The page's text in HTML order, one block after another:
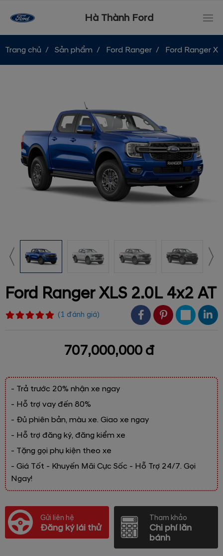
Hà Thành Ford
Trang chủ Sản phẩm Ford Ranger Ford Ranger
Ford Ranger XLS 2.0L 4x2 AT
(1 đánh giá)
707,000,000 đ
- Trả trước 20% nhận xe ngay
- Hỗ trợ vay đến 80%
- Đủ phiên bản, màu xe. Giao xe ngay
- Hỗ trợ đăng ký, đăng kiểm xe
- Tặng gọi phụ kiện theo xe
- Giá Tốt - Khuyến Mãi Cực Sốc - Hỗ Trợ 24/7. Gọi
Ngay!
Gửi liên hệ
Đăng ký lái thử
Tham khảo
Chi phí lăn
bánh